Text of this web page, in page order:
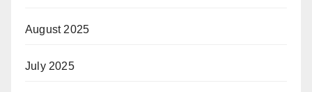
August 2025
July 2025